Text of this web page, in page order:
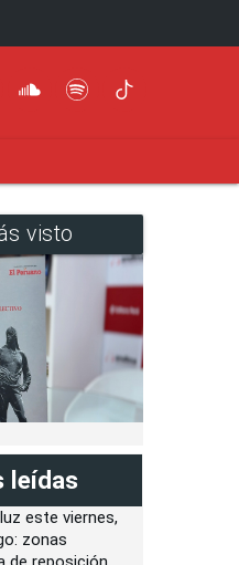
visto
leídas
este viernes,
zonas